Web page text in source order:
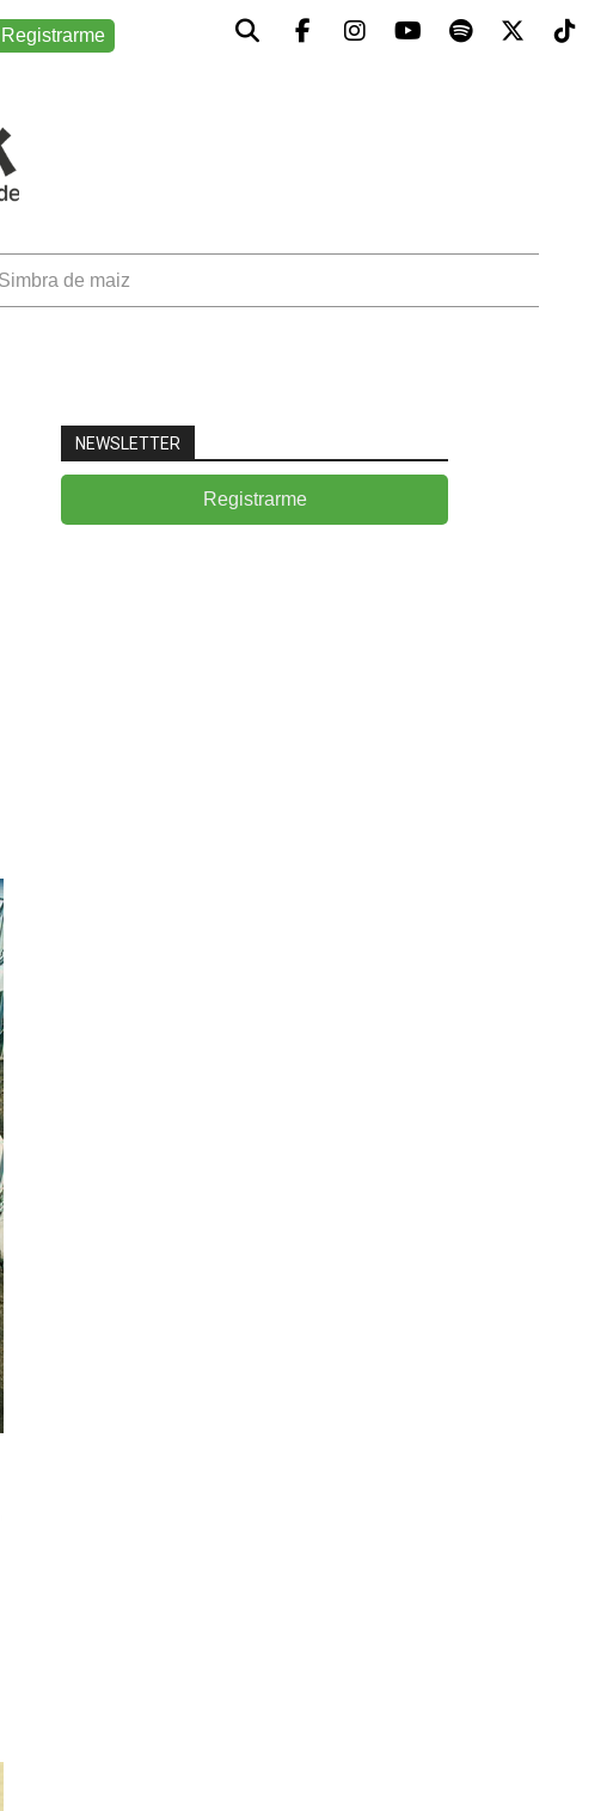
Registrarme
simbra de maiz
NEWSLETTER
Registrarme